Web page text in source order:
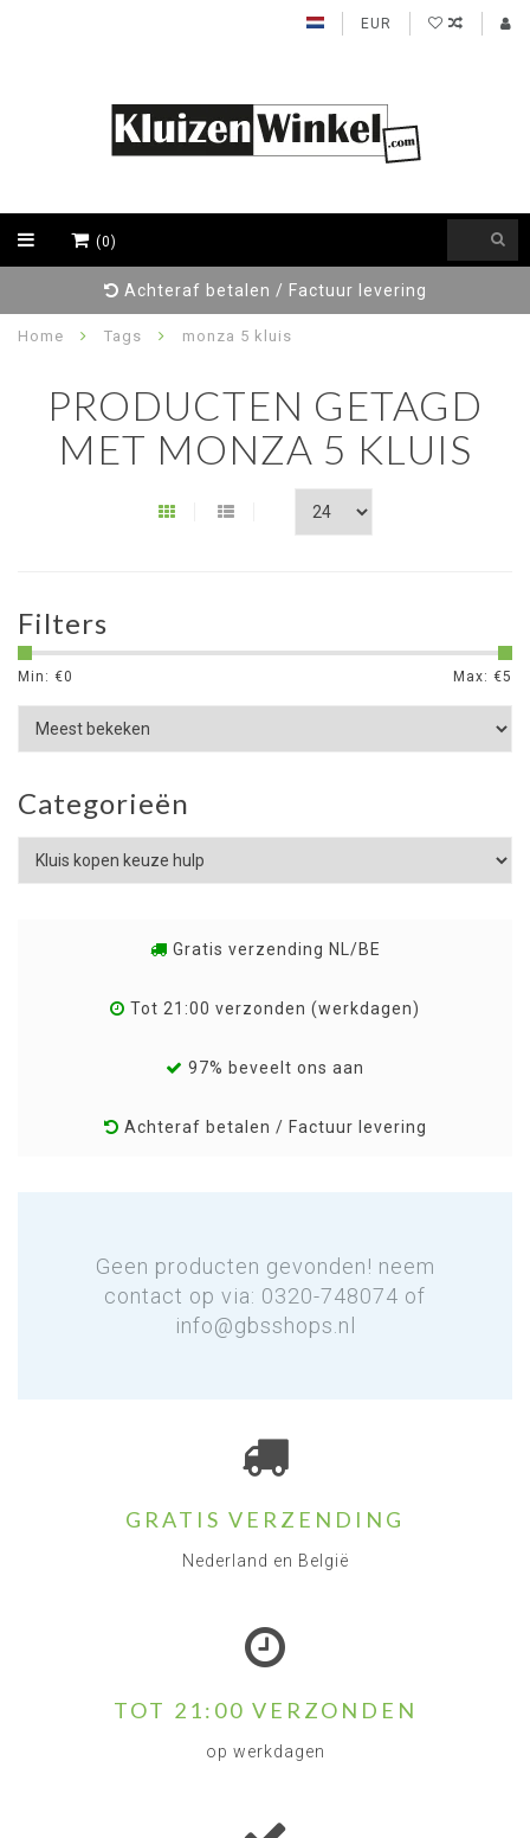
EUR
(0)
Achteraf betalen / Factuur levering
Home Tags monza 5 kluis
PRODUCTEN GETAGD
MET MONZA 5 KLUIS
Filters
Min: €0 Max: €5
Categorieën
Gratis verzending NL/BE
Tot 21:00 verzonden (werkdagen)
97% beveelt ons aan
Achteraf betalen / Factuur levering
Geen producten gevonden! neem
contact op via: 0320-748074 of
info@gbsshops.nl
GRATIS VERZENDING
Nederland en België
TOT 21:00 VERZONDEN
op werkdagen